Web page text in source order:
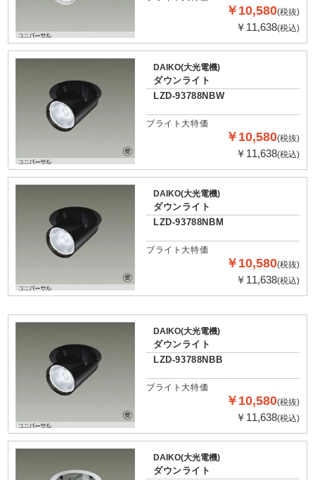
￥10,580(税抜)
￥11,638(税込)
DAIKO(大光電機)
ダウンライト
LZD-93788NBW
ブライト大特価
￥10,580(税抜)
￥11,638(税込)
DAIKO(大光電機)
ダウンライト
LZD-93788NBM
ブライト大特価
￥10,580(税抜)
￥11,638(税込)
DAIKO(大光電機)
ダウンライト
LZD-93788NBB
ブライト大特価
￥10,580(税抜)
￥11,638(税込)
DAIKO(大光電機)
ダウンライト